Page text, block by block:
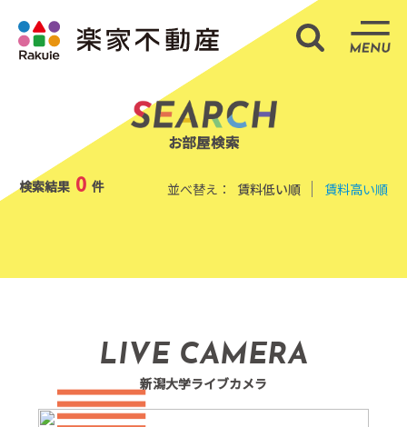
お部屋検索
検索結果 0 件 並べ替え： 賃料低い順 賃料高い順
LIVE CAMERA
新潟大学ライブカメラ